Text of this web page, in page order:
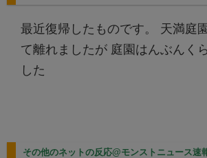
最近復帰したものです。 天満庭
て離れましたが 庭園はんぶんく
した
その他のネットの反応@モンストニュース速